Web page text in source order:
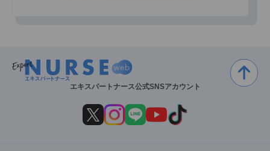
エキスパートナース公式SNSアカウント